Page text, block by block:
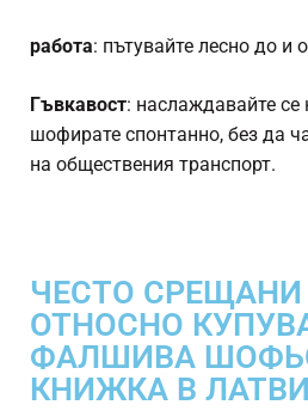
работа: пътувайте лесно до и
Гъвкавост: наслаждавайте се
шофирате спонтанно, без да
на обществения транспорт.
ЧЕСТО
ОТНОСНО
ФАЛШИВА
КНИЖКА В